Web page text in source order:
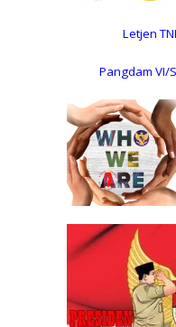
Letjen
Pangdam VI/